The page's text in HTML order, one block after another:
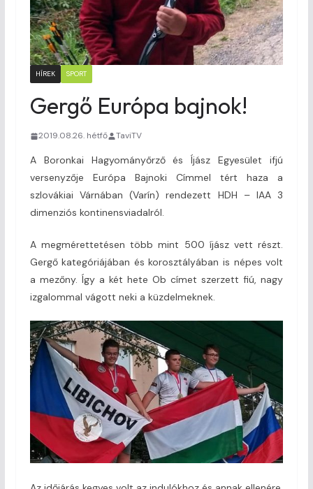
HÍREK SPORT
Gergő Európa bajnok!
2019.08.26. hétfő TaviTV
A Boronkai Hagyományőrző és Íjász Egyesület ifjú
versenyzője Európa Bajnoki Címmel tért haza a
szlovákiai Várnában (Varín) rendezett HDH – IAA 3
dimenziós kontinensviadalról.
A megmérettetésen több mint 500 íjász vett részt.
Gergő kategóriájában és korosztályában is népes volt
a mezőny. Így a két hete Ob címet szerzett fiú, nagy
izgalommal vágott neki a küzdelmeknek.